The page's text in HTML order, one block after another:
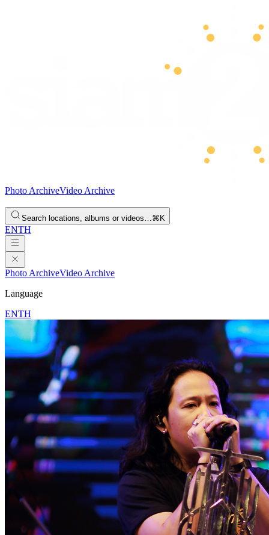
Photo ArchiveVideo Archive
Search locations, albums or videos…⌘K
ENTH
Photo ArchiveVideo Archive
Language
ENTH